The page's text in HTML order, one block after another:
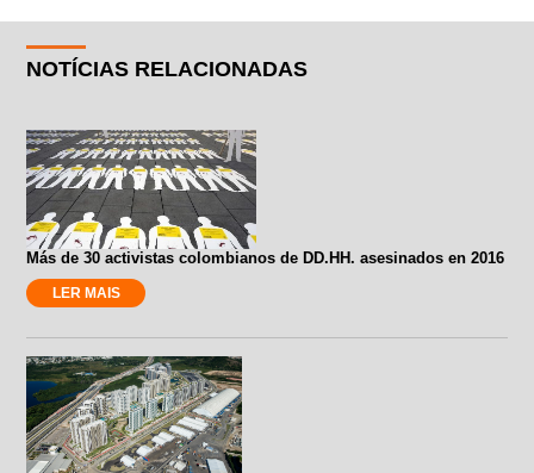
NOTÍCIAS RELACIONADAS
Más de 30 activistas colombianos de DD.HH. asesinados en 2016
LER MAIS